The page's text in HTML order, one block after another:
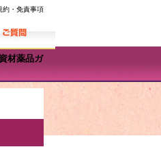
約・免責事項
材薬品ガ